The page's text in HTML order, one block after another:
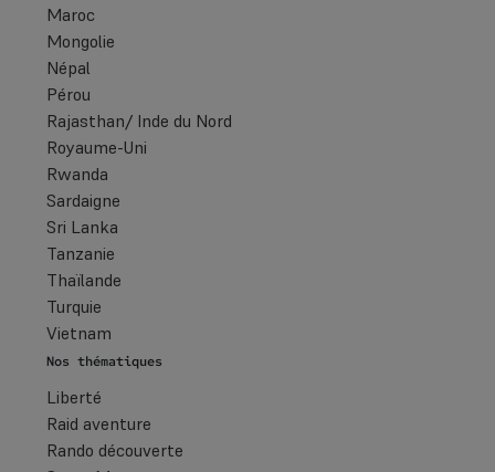
Maroc
Mongolie
Népal
Pérou
Rajasthan/ Inde du Nord
Royaume-Uni
Rwanda
Sardaigne
Sri Lanka
Tanzanie
Thaïlande
Turquie
Vietnam
Nos thématiques
Liberté
Raid aventure
Rando découverte